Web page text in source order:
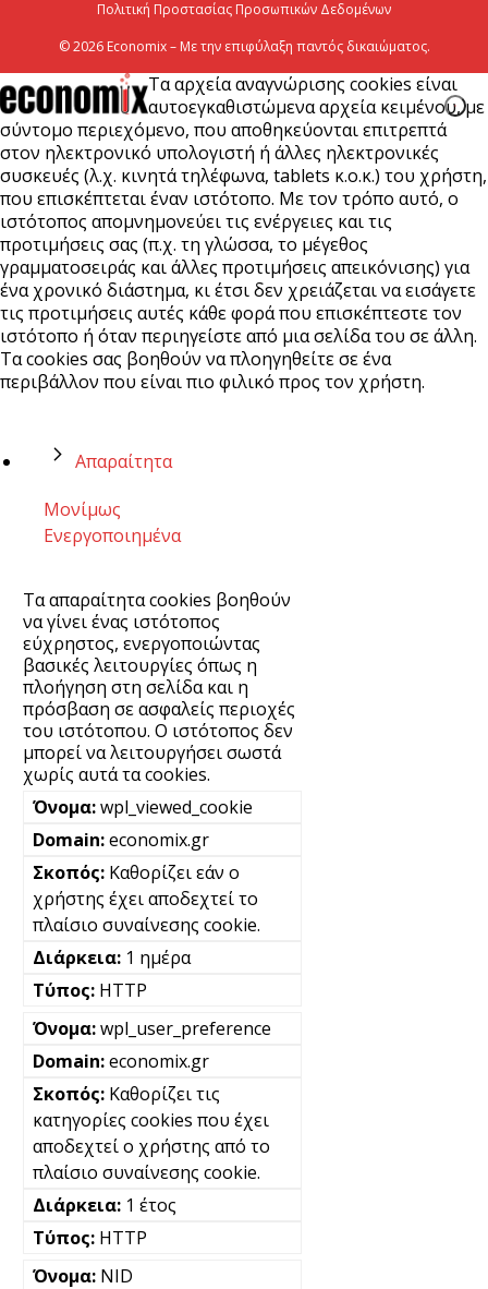
Πολιτική Προστασίας Προσωπικών Δεδομένων
© 2026 Economix – Με την επιφύλαξη παντός δικαιώματος.
Τα αρχεία αναγνώρισης cookies είναι
αυτοεγκαθιστώμενα αρχεία κειμένου, με
σύντομο περιεχόμενο, που αποθηκεύονται επιτρεπτά
στον ηλεκτρονικό υπολογιστή ή άλλες ηλεκτρονικές
συσκευές (λ.χ. κινητά τηλέφωνα, tablets κ.ο.κ.) του χρήστη,
που επισκέπτεται έναν ιστότοπο. Με τον τρόπο αυτό, ο
ιστότοπος απομνημονεύει τις ενέργειες και τις
προτιμήσεις σας (π.χ. τη γλώσσα, το μέγεθος
γραμματοσειράς και άλλες προτιμήσεις απεικόνισης) για
ένα χρονικό διάστημα, κι έτσι δεν χρειάζεται να εισάγετε
τις προτιμήσεις αυτές κάθε φορά που επισκέπτεστε τον
ιστότοπο ή όταν περιηγείστε από μια σελίδα του σε άλλη.
Τα cookies σας βοηθούν να πλοηγηθείτε σε ένα
περιβάλλον που είναι πιο φιλικό προς τον χρήστη.
Απαραίτητα
Μονίμως
Ενεργοποιημένα
Τα απαραίτητα cookies βοηθούν
να γίνει ένας ιστότοπος
εύχρηστος, ενεργοποιώντας
βασικές λειτουργίες όπως η
πλοήγηση στη σελίδα και η
πρόσβαση σε ασφαλείς περιοχές
του ιστότοπου. Ο ιστότοπος δεν
μπορεί να λειτουργήσει σωστά
χωρίς αυτά τα cookies.
wpl_viewed_cookie
economix.gr
Καθορίζει εάν ο
χρήστης έχει αποδεχτεί το
πλαίσιο συναίνεσης cookie.
1 ημέρα
HTTP
wpl_user_preference
economix.gr
Καθορίζει τις
κατηγορίες cookies που έχει
αποδεχτεί ο χρήστης από το
πλαίσιο συναίνεσης cookie.
1 έτος
HTTP
NID